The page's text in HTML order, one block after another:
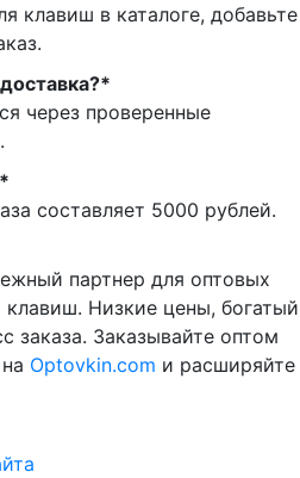
клавиш в каталоге, добавьте
через проверенные
составляет 5000 рублей.
партнер для оптовых
Низкие цены, богатый
заказа. Заказывайте оптом
Optovkin.com и расширяйте